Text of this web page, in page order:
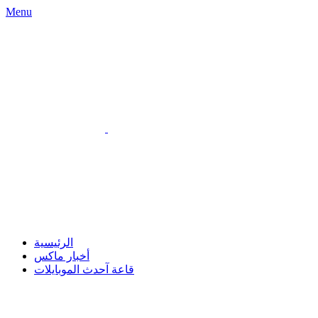
Menu
الرئيسية
أخبار ماكس
قاعة آحدث الموبايلات